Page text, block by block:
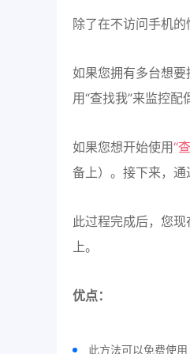
除了在不访问手机
如果您拥有多台想
用“查找我”来监控配
如果您想开始使用“
备上）。接下来，通
此过程完成后，您
上。
优点：
此方法可以免费使用